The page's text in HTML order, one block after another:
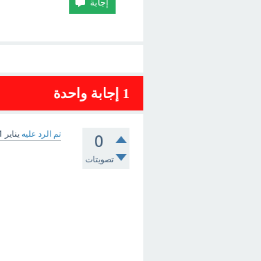
1 إجابة واحدة
0
تصويتات
تم الرد عليه يناير 31، 2021